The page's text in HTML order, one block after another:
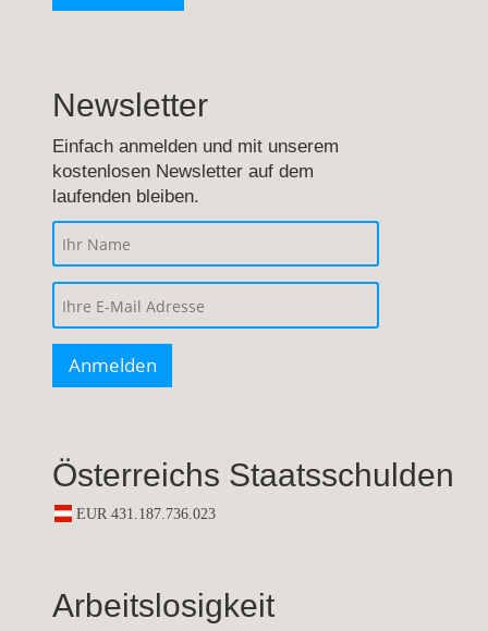
Newsletter
Einfach anmelden und mit unserem
kostenlosen Newsletter auf dem
laufenden bleiben.
Österreichs Staatsschulden
Arbeitslosigkeit